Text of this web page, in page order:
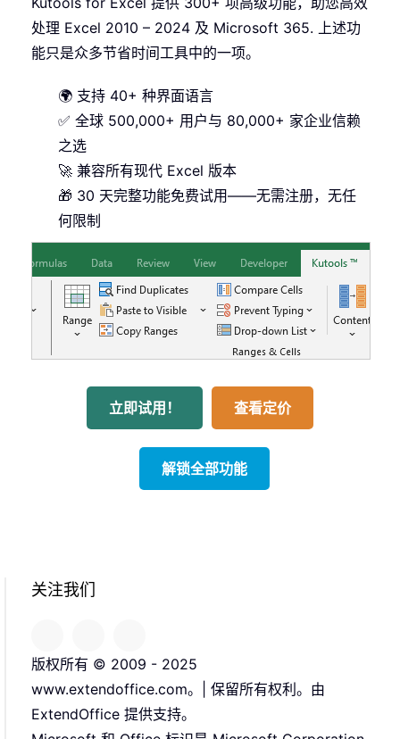
处理 Excel 2010 – 2024 及 Microsoft 365. 上述功
能只是众多节省时间工具中的一项。
🌍 支持 40+ 种界面语言
✅ 全球 500,000+ 用户与 80,000+ 家企业信赖
之选
🚀 兼容所有现代 Excel 版本
🎁 30 天完整功能免费试用——无需注册，无任
何限制
立即试用！ 查看定价
解锁全部功能
关注我们
版权所有 © 2009 - 2025
www.extendoffice.com。| 保留所有权利。由
ExtendOffice 提供支持。